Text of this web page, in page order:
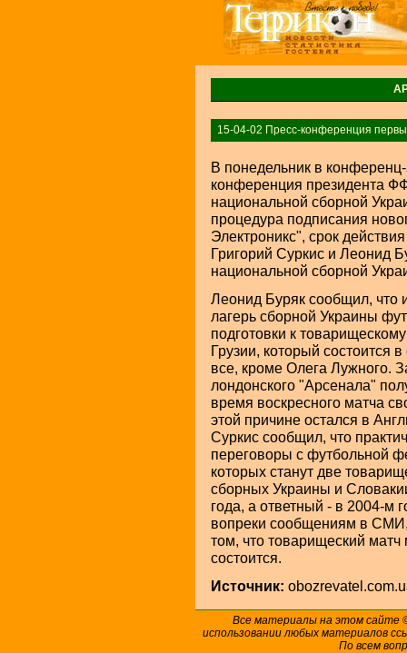
15-04-02 Пресс-конференция
В понедельник в
конференция президента
национальной сборной
процедура подписания
Электроникс", срок
Григорий Суркис и Леонид
национальной сборной
Леонид Буряк сообщил, что
лагерь сборной Украины
подготовки к
Грузии, который состоится
все, кроме Олега Лужного.
лондонского "Арсенала"
время воскресного матча
этой причине остался в
Суркис сообщил, что
переговоры с футбольной
которых станут две
сборных Украины и
года, а ответный - в 2004-м
вопреки сообщениям в СМИ,
том, что товарищеский
состоится.
Источник:
Все материалы на этом сайте
использовании любых материалов
По всем